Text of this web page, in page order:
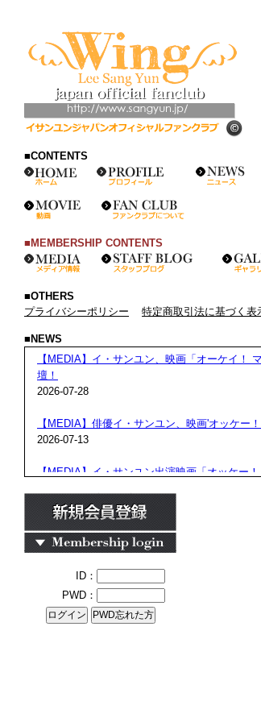
■CONTENTS
■MEMBERSHIP CONTENTS
■OTHERS
プライバシーポリシー
特定商取引法に基づく表
■NEWS
【MEDIA】イ・サンユン、映画「オーケイ！
壇！
2026-07-28
【MEDIA】俳優イ・サンユン、映画'オッケー
2026-07-13
【MEDIA】イ・サンユン出演映画「オッケー
2026-07-10
【MEDIA】俳優イ・サンユン出演、演劇「ベニ
2026-07-08
【MEDIA】俳優イ・サンユン、明日(8日)演劇
2026-07-07
ID：
PWD：